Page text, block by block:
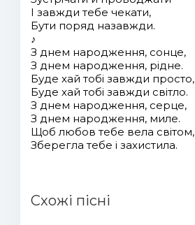
І завжди тебе чекати,
Бути поряд назавжди.
♪
З днем народження, сонце,
З днем народження, рідне.
Буде хай тобі завжди просто,
Буде хай тобі завжди світло.
З днем народження, серце,
З днем народження, миле.
Щоб любов тебе вела світом,
Зберегла тебе і захистила.
Схожі пісні